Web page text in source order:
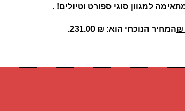
₪המחיר הנוכחי הוא: ₪ 231.00.